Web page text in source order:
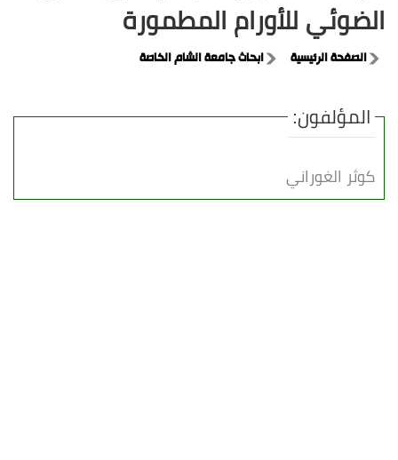
الضوئي للأورام المطمورة
الصفحة الرئيسية ابحاث جامعة الشام الخاصة
المؤلفون:
كوثر الغوراني